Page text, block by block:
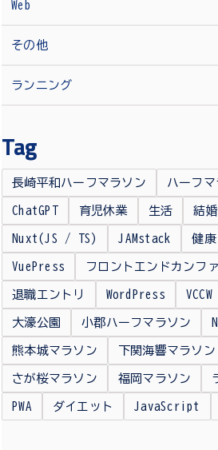
Web
その他
ランニング
Tag
長崎平和ハーフマラソン ハーフマ
ChatGPT 育児休業 生活 結婚
Nuxt(JS / TS) JAMstack 健康
VuePress フロントエンドカンフ
退職エントリ WordPress VCCW
大濠公園 小郡ハーフマラソン
熊本城マラソン 下関海響マラソン
さが桜マラソン 福岡マラソン
PWA ダイエット JavaScript